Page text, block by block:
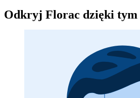
Odkryj Florac dzięki tym